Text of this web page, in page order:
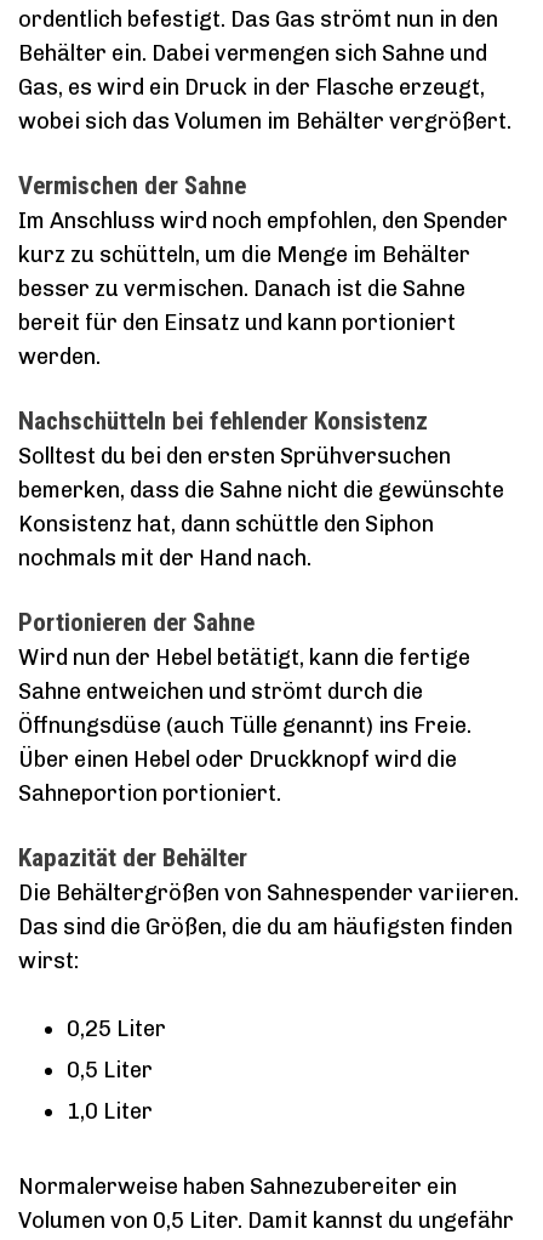
ordentlich befestigt. Das Gas strömt nun in den
Behälter ein. Dabei vermengen sich Sahne und
Gas, es wird ein Druck in der Flasche erzeugt,
wobei sich das Volumen im Behälter vergrößert.
Vermischen der Sahne
Im Anschluss wird noch empfohlen, den Spender
kurz zu schütteln, um die Menge im Behälter
besser zu vermischen. Danach ist die Sahne
bereit für den Einsatz und kann portioniert
werden.
Nachschütteln bei fehlender Konsistenz
Solltest du bei den ersten Sprühversuchen
bemerken, dass die Sahne nicht die gewünschte
Konsistenz hat, dann schüttle den Siphon
nochmals mit der Hand nach.
Portionieren der Sahne
Wird nun der Hebel betätigt, kann die fertige
Sahne entweichen und strömt durch die
Öffnungsdüse (auch Tülle genannt) ins Freie.
Über einen Hebel oder Druckknopf wird die
Sahneportion portioniert.
Kapazität der Behälter
Die Behältergrößen von Sahnespender variieren.
Das sind die Größen, die du am häufigsten finden
wirst:
0,25 Liter
0,5 Liter
1,0 Liter
Normalerweise haben Sahnezubereiter ein
Volumen von 0,5 Liter. Damit kannst du ungefähr